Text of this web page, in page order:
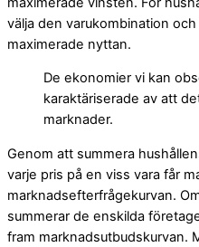
välja den varukombination
maximerade nyttan.
De ekonomier vi kan
karaktäriserade av att
marknader.
Genom att summera
varje pris på en viss vara får
marknadsefterfrågekurvan.
summerar de enskilda
fram marknadsutbudskurvan.